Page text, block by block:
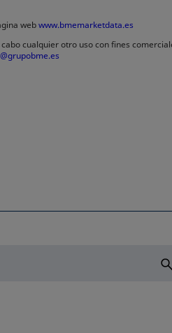
webwww.bmemarketdata.es
cualquier otro uso con fines